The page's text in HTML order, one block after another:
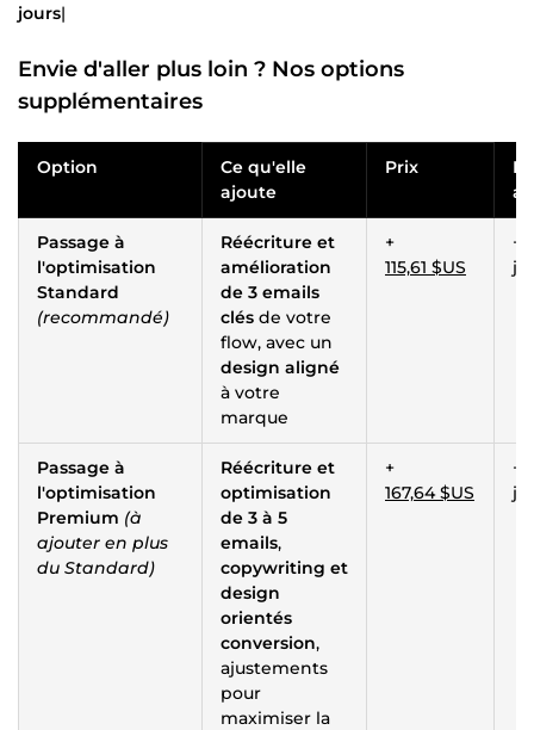
jours|
Envie d'aller plus loin ? Nos options
supplémentaires
Option
Ce qu'elle
ajoute
Prix
Passage à
l'optimisation
Standard
(recommandé)
Réécriture et
amélioration
de 3 emails
clés de votre
flow, avec un
design aligné
à votre
marque
+
115,61 $US
+
Passage à
l'optimisation
Premium (à
ajouter en plus
du Standard)
Réécriture et
optimisation
de 3 à 5
emails,
copywriting et
design
orientés
conversion,
ajustements
pour
maximiser la
+
167,64 $US
+